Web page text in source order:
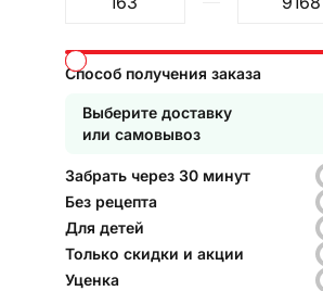
Способ получения заказа
Выберите доставку
или самовывоз
Забрать через 30 минут
Без рецепта
Для детей
Только скидки и акции
Уценка